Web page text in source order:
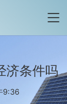
济条件吗
9:36